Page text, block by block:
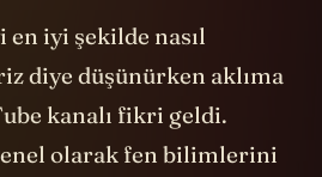
en iyi şekilde nasıl
diye düşünürken aklıma
kanalı fikri geldi.
olarak fen bilimlerini